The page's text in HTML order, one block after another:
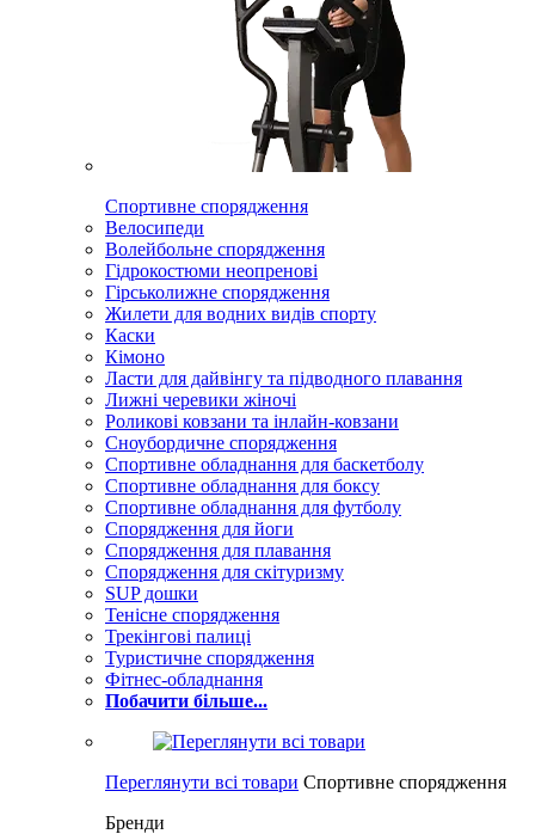
Спортивне спорядження
Велосипеди
Волейбольне спорядження
Гідрокостюми неопренові
Гірськолижне спорядження
Жилети для водних видів спорту
Каски
Кімоно
Ласти для дайвінгу та підводного плавання
Лижні черевики жіночі
Роликові ковзани та інлайн-ковзани
Сноубордичне спорядження
Спортивне обладнання для баскетболу
Спортивне обладнання для боксу
Спортивне обладнання для футболу
Спорядження для йоги
Спорядження для плавання
Спорядження для скітуризму
SUP дошки
Тенісне спорядження
Трекінгові палиці
Туристичне спорядження
Фітнес-обладнання
Побачити більше...
Переглянути всі товари Спортивне спорядження
Бренди